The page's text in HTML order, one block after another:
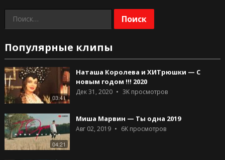
Найти:
Популярные клипы
03:41
Наташа Королева и ХИТрюшки — С
новым годом !!! 2020
Дек 31, 2020 3Kпросмотров
04:21
Миша Марвин — Ты одна 2019
Авг 02, 2019 6Kпросмотров